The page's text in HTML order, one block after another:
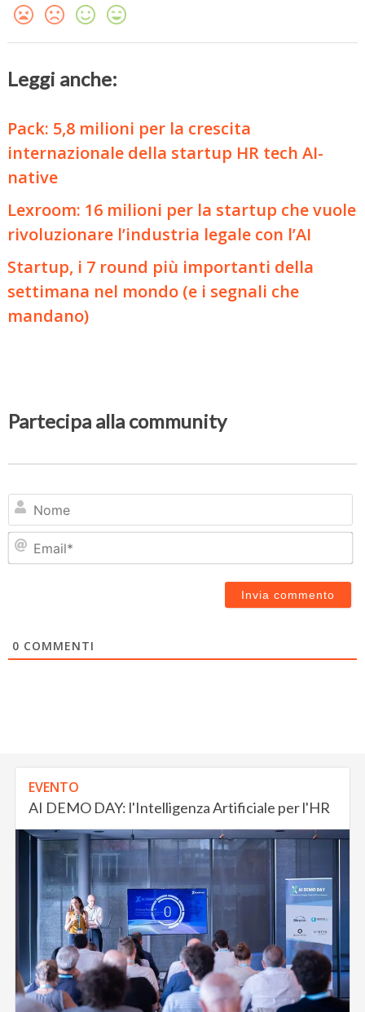
Leggi anche:
Pack: 5,8 milioni per la crescita
internazionale della startup HR tech AI-
native
Lexroom: 16 milioni per la startup che vuole
rivoluzionare l’industria legale con l’AI
Startup, i 7 round più importanti della
settimana nel mondo (e i segnali che
mandano)
Partecipa alla community
0 COMMENTI
EVENTO
AI DEMO DAY: l'Intelligenza Artificiale per l'HR